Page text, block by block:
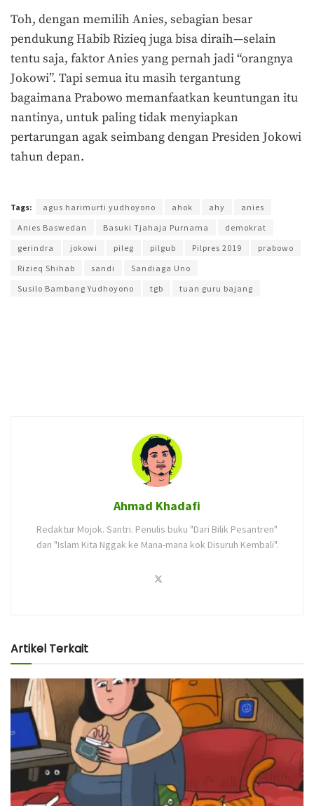
Toh, dengan memilih Anies, sebagian besar
pendukung Habib Rizieq juga bisa diraih—selain
tentu saja, faktor Anies yang pernah jadi “orangnya
Jokowi”. Tapi semua itu masih tergantung
bagaimana Prabowo memanfaatkan keuntungan itu
nantinya, untuk paling tidak menyiapkan
pertarungan agak seimbang dengan Presiden Jokowi
tahun depan.
Tags: agus harimurti yudhoyono ahok ahy
anies
Anies Baswedan
Basuki Tjahaja Purnama
demokrat
gerindra
jokowi pileg pilgub Pilpres 2019
prabowo
Rizieq Shihab
sandi
Sandiaga Uno
Susilo Bambang Yudhoyono
tgb tuan guru bajang
Ahmad Khadafi
Redaktur Mojok. Santri. Penulis buku "Dari Bilik Pesantren"
dan "Islam Kita Nggak ke Mana-mana kok Disuruh Kembali".
Artikel Terkait